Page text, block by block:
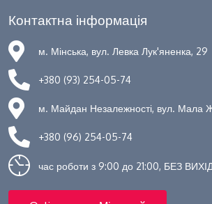
Контактна інформація
м. Мінська, вул. Левка Лук'яненка, 29
+380 (93) 254-05-74
м. Майдан Незалежності, вул. Мала
+380 (96) 254-05-74
час роботи з 9:00 до 21:00, БЕЗ